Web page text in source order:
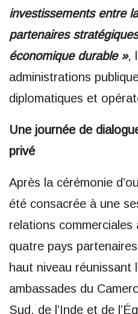
investissements entre
partenaires
économique durable »,
administrations
diplomatiques et
Une journée de
privé
Après la cérémonie
été consacrée à une
relations commerciales
quatre pays
haut niveau réunissant
ambassades du
Sud, de l’Inde et de